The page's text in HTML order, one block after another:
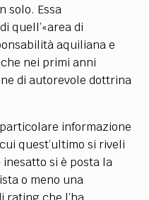
solo. Essa
quell’«area di
aquiliana e
nei primi anni
di autorevole dottrina
informazione
quest’ultimo si riveli
si è posta la
o meno una